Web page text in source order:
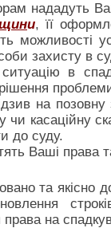
нададуть
и, її
можливості
захисту в
в
на
чи касаційну
до суду.
Ваші права
та
права на